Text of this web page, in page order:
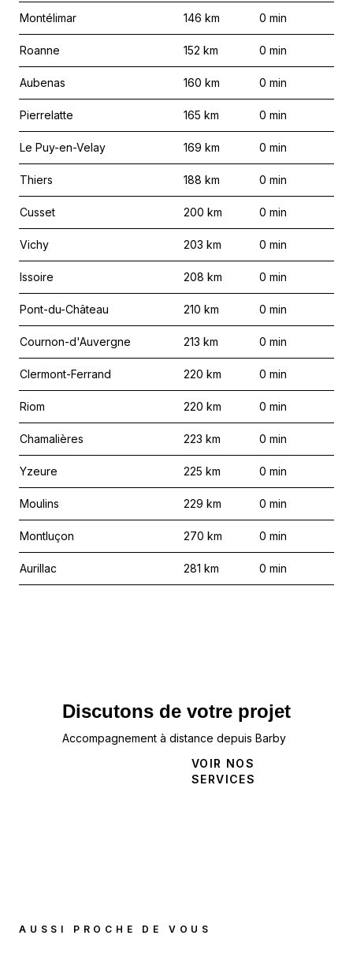
Montélimar 146 km 0 min
Roanne 152 km 0 min
Aubenas 160 km 0 min
Pierrelatte 165 km 0 min
Le Puy-en-Velay 169 km 0 min
Thiers 188 km 0 min
Cusset 200 km 0 min
Vichy 203 km 0 min
Issoire 208 km 0 min
Pont-du-Château 210 km 0 min
Cournon-d'Auvergne 213 km 0 min
Clermont-Ferrand 220 km 0 min
Riom 220 km 0 min
Chamalières 223 km 0 min
Yzeure 225 km 0 min
Moulins 229 km 0 min
Montluçon 270 km 0 min
Aurillac 281 km 0 min
Discutons de votre projet
Accompagnement à distance depuis Barby
VOIR NOS
SERVICES
AUSSI PROCHE DE VOUS